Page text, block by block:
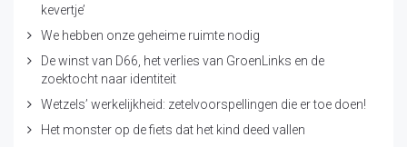
kevertje’
We hebben onze geheime ruimte nodig
De winst van D66, het verlies van GroenLinks en de
zoektocht naar identiteit
Wetzels’ werkelijkheid: zetelvoorspellingen die er toe doen!
Het monster op de fiets dat het kind deed vallen